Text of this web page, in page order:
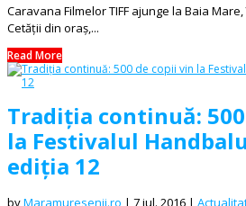
Caravana Filmelor TIFF ajunge la Baia
Cetății din oraș,...
Read More
Tradiția continuă:
la Festivalul
ediția 12
byMaramuresenii.ro | 7 iul. 2016 |